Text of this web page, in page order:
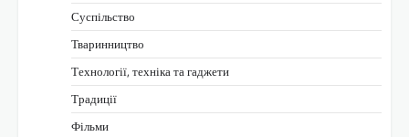
Суспільство
Тваринництво
Технології, техніка та гаджети
Традиції
Фільми